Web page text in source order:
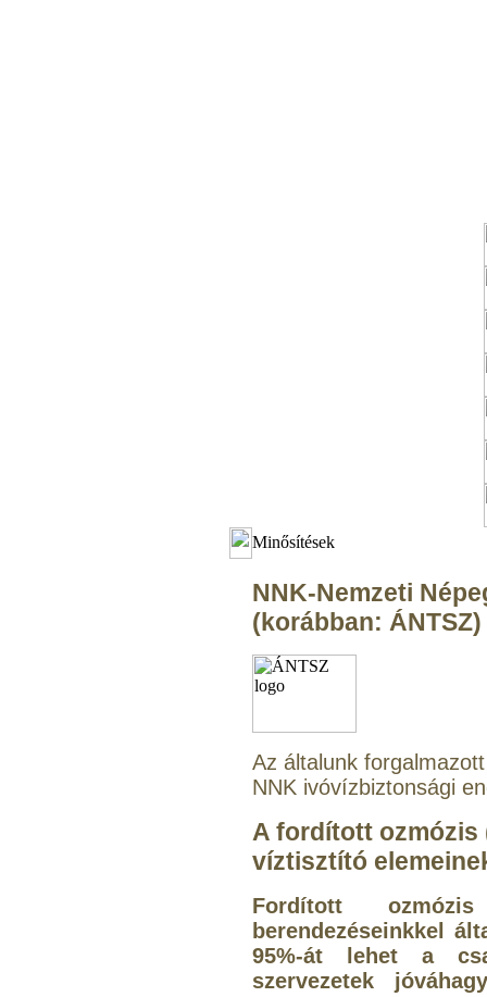
Minősítések
NNK-Nemzeti
(korábban: ÁNTSZ)
Az általunk
NNK ivóvízbiztonsági
A fordított ozmózis
víztisztító
Fordított
berendezéseinkkel
95%-át lehet a
szervezetek